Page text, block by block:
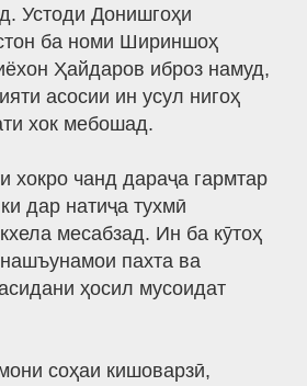
Устоди Донишгоҳи
ба номи Шириншоҳ
Ҳайдаров иброз намуд,
асосии ин усул нигоҳ
хок мебошад.
хокро чанд дараҷа гармтар
дар натиҷа тухмӣ
месабзад. Ин ба кӯтоҳ
пахта ва
ҳосил мусоидат
соҳаи кишоварзӣ,